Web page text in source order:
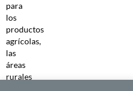
para
los
productos
agrícolas,
las
áreas
rurales